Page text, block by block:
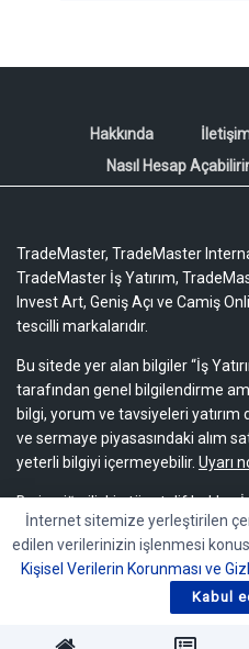
Hakkında
Nasıl Hesap
TradeMaster, TradeMaster
TradeMaster İş Yatırım,
Invest Art, Geniş Açı ve Camiş
tescilli markalarıdır.
Bu sitede yer alan bilgiler “İş
tarafından genel bilgilendirme
bilgi, yorum ve tavsiyeleri yatırım
ve sermaye piyasasındaki alım
yeterli bilgiyi içermeyebilir. Uyarı
Bu içeriğe ilişkin tüm telif hakları
aittir. Bu içerik, açık iznimiz
herhangi bir amaçla, kısmen
dağıtılamaz, yayımlanamaz
İnternet sitemize yerleştirilen
edilen verilerinizin işlenmesi
Kişisel Verilerin Korunması ve
Kabul